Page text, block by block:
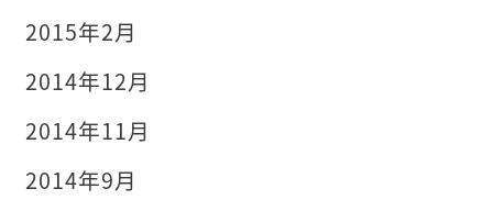
2015年2月
2014年12月
2014年11月
2014年9月